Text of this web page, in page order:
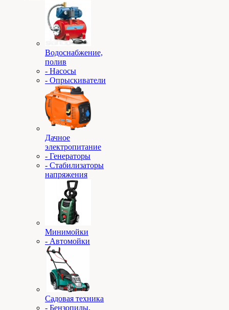
Водоснабжение,
полив
- Насосы
- Опрыскиватели
Дачное
электропитание
- Генераторы
- Стабилизаторы
напряжения
Минимойки
- Автомойки
Садовая техника
- Бензопилы,